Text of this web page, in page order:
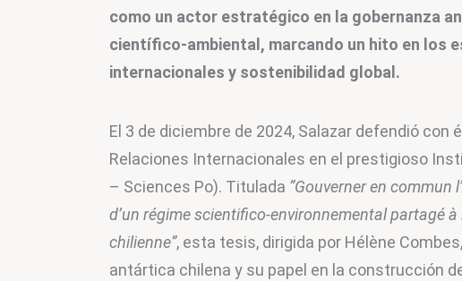
como un actor estratégico en la gobernanza
científico-ambiental, marcando un hito en los
internacionales y sostenibilidad global.
El 3 de diciembre de 2024, Salazar defendió
Relaciones Internacionales en el prestigioso
– Sciences Po). Titulada “Gouverner en
d’un régime scientifico-environnemental partagé
chilienne”, esta tesis, dirigida por Hélène
antártica chilena y su papel en la construcción